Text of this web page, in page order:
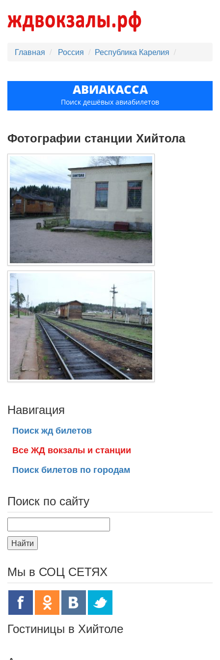
Главная Россия Республика Карелия
АВИАКАССА
Поиск дешёвых авиабилетов
Фотографии станции Хийтола
Навигация
Поиск жд билетов
Все ЖД вокзалы и станции
Поиск билетов по городам
Поиск по сайту
Найти
Мы в СОЦ СЕТЯХ
Гостиницы в Хийтоле